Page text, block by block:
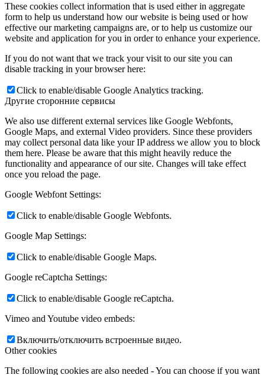
These cookies collect information that is used either in aggregate
form to help us understand how our website is being used or how
effective our marketing campaigns are, or to help us customize our
website and application for you in order to enhance your experience.
If you do not want that we track your visit to our site you can
disable tracking in your browser here:
Click to enable/disable Google Analytics tracking.
Другие сторонние сервисы
We also use different external services like Google Webfonts,
Google Maps, and external Video providers. Since these providers
may collect personal data like your IP address we allow you to block
them here. Please be aware that this might heavily reduce the
functionality and appearance of our site. Changes will take effect
once you reload the page.
Google Webfont Settings:
Click to enable/disable Google Webfonts.
Google Map Settings:
Click to enable/disable Google Maps.
Google reCaptcha Settings:
Click to enable/disable Google reCaptcha.
Vimeo and Youtube video embeds:
Включить/отключить встроенные видео.
Other cookies
The following cookies are also needed - You can choose if you want